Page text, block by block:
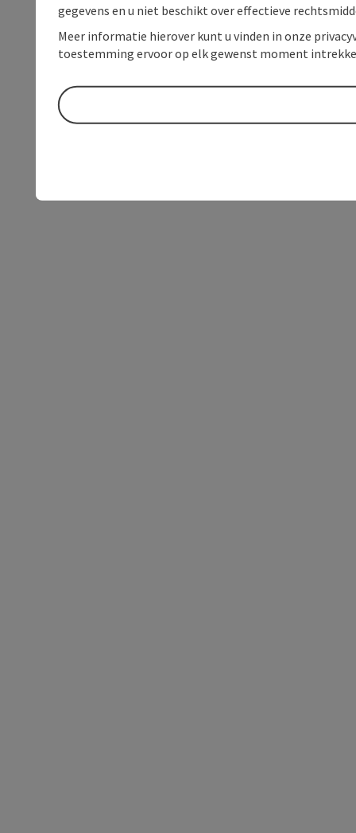
gegevens en u niet beschikt over effectieve
Meer informatie hierover kunt u vinden in onze
toestemming ervoor op elk gewenst moment